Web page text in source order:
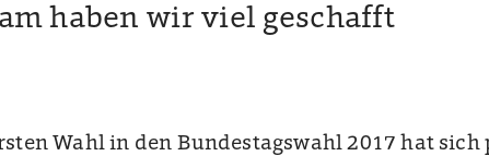
haben wir viel geschafft
Wahl in den Bundestagswahl 2017 hat